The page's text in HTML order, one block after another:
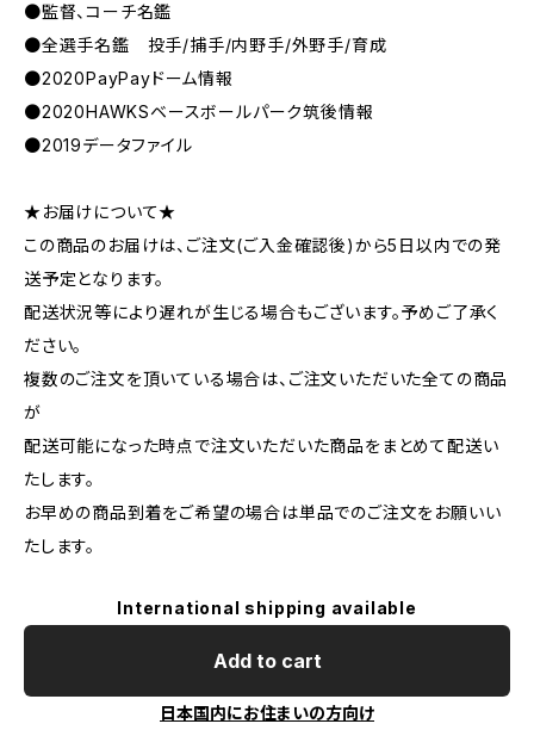
●監督、コーチ名鑑
●全選手名鑑 投手/捕手/内野手/外野手/育成
●2020PayPayドーム情報
●2020HAWKSベースボールパーク筑後情報
●2019データファイル
★お届けについて★
この商品のお届けは、ご注文(ご入金確認後)から5日以内での発
送予定となります。
配送状況等により遅れが生じる場合もございます。予めご了承く
ださい。
複数のご注文を頂いている場合は、ご注文いただいた全ての商品
が
配送可能になった時点で注文いただいた商品をまとめて配送い
たします。
お早めの商品到着をご希望の場合は単品でのご注文をお願いい
たします。
International shipping available
Add to cart
日本国内にお住まいの方向け